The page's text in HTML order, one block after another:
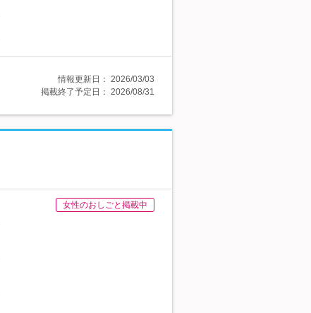
情報更新日： 2026/03/03
掲載終了予定日： 2026/08/31
女性のおしごと掲載中